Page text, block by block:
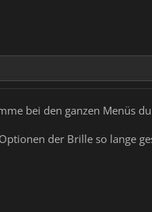
bei den ganzen Menüs
der Brille so lange